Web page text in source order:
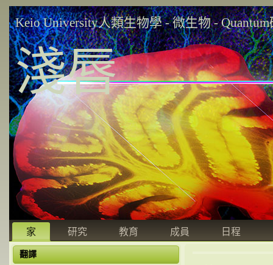
Keio University人類生物學 - 微生物 -
淺唇
家 研究 教育 成員 日程
翻譯